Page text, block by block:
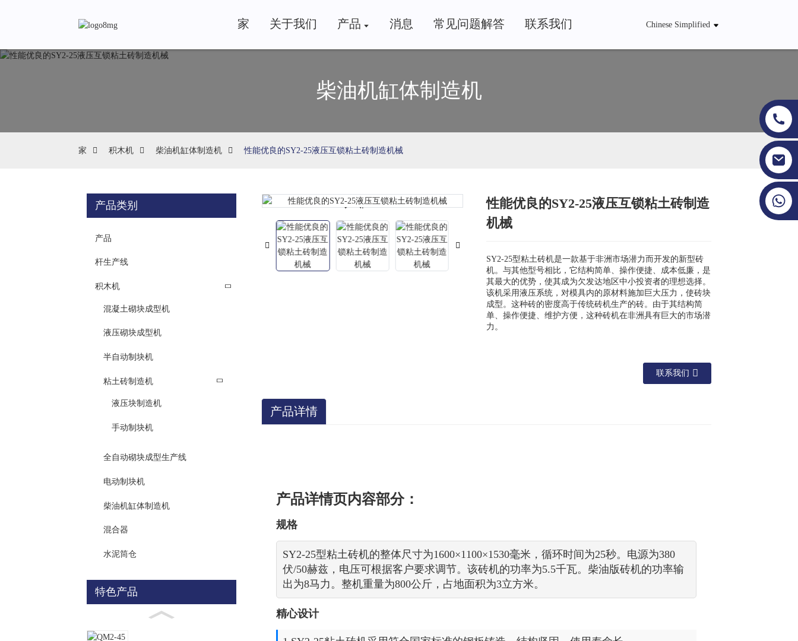
家 关于我们 产品 消息 常见问题解答 联系我们 Chinese Simplified
+86 19353927111
柴油机缸体制造机
家 积木机 柴油机缸体制造机 性能优良的SY2-25液压互锁粘土砖制造机械
产品类别
产品
杆生产线
积木机
混凝土砌块成型机
液压砌块成型机
半自动制块机
粘土砖制造机
液压块制造机
手动制块机
全自动砌块成型生产线
电动制块机
柴油机缸体制造机
混合器
水泥筒仓
特色产品
Loading...
Loading... Loading...
Loading... Loading...
Loading... Loading...
Loading...
性能优良的SY2-25液压互锁粘土砖制造
机械
SY2-25型粘土砖机是一款基于非洲市场潜力而开发的新型砖
机。与其他型号相比，它结构简单、操作便捷、成本低廉，是
其最大的优势，使其成为欠发达地区中小投资者的理想选择。
该机采用液压系统，对模具内的原材料施加巨大压力，使砖块
成型。这种砖的密度高于传统砖机生产的砖。由于其结构简
单、操作便捷、维护方便，这种砖机在非洲具有巨大的市场潜
力。
联系我们
产品详情
产品详情页内容部分：
规格
SY2-25型粘土砖机的整体尺寸为1600×1100×1530毫米，循环时间为25秒。电源为380
伏/50赫兹，电压可根据客户要求调节。该砖机的功率为5.5千瓦。柴油版砖机的功率输
出为8马力。整机重量为800公斤，占地面积为3立方米。
精心设计